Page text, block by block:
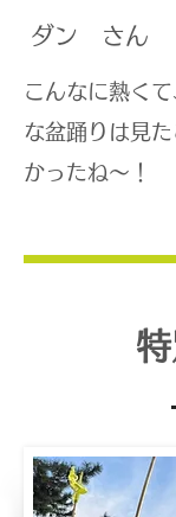
​ダン さん
こんなに熱く
な盆踊りは見
かったね〜！